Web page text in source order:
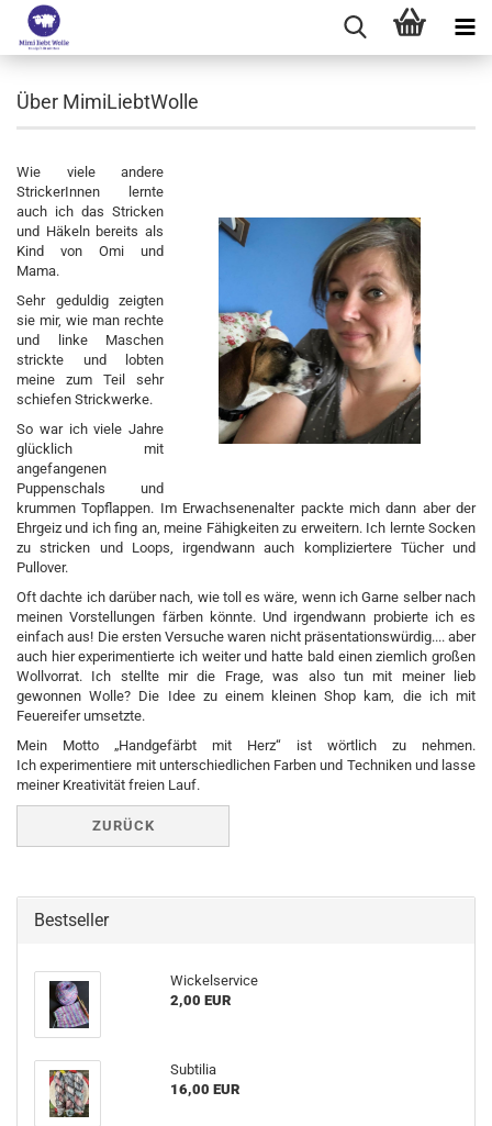
Über MimiLiebtWolle
Wie viele andere
StrickerInnen lernte
auch ich das Stricken
und Häkeln bereits als
Kind von Omi und
Mama.
Sehr geduldig zeigten
sie mir, wie man rechte
und linke Maschen
strickte und lobten
meine zum Teil sehr
schiefen Strickwerke.
So war ich viele Jahre
glücklich mit
angefangenen
Puppenschals und
krummen Topflappen. Im Erwachsenenalter packte mich dann aber der
Ehrgeiz und ich fing an, meine Fähigkeiten zu erweitern. Ich lernte Socken
zu stricken und Loops, irgendwann auch kompliziertere Tücher und
Pullover.
Oft dachte ich darüber nach, wie toll es wäre, wenn ich Garne selber nach
meinen Vorstellungen färben könnte. Und irgendwann probierte ich es
einfach aus! Die ersten Versuche waren nicht präsentationswürdig.... aber
auch hier experimentierte ich weiter und hatte bald einen ziemlich großen
Wollvorrat. Ich stellte mir die Frage, was also tun mit meiner lieb
gewonnen Wolle? Die Idee zu einem kleinen Shop kam, die ich mit
Feuereifer umsetzte.
Mein Motto „Handgefärbt mit Herz“ ist wörtlich zu nehmen.
Ich experimentiere mit unterschiedlichen Farben und Techniken und lasse
meiner Kreativität freien Lauf.
ZURÜCK
Bestseller
Wickelservice
2,00 EUR
Subtilia
16,00 EUR